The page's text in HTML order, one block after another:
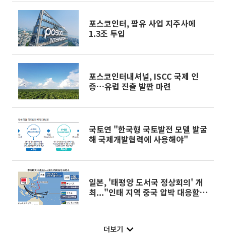
포스코인터, 팜유 사업 지주사에
1.3조 투입
포스코인터내셔널, ISCC 국제 인
증…유럽 진출 발판 마련
국토연 "한국형 국토발전 모델 발굴
해 국제개발협력에 사용해야"
일본, '태평양 도서국 정상회의' 개
최..."인태 지역 중국 압박 대응할
더보기